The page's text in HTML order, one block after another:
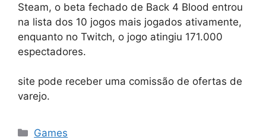
Steam, o beta fechado de Back 4 Blood entrou
na lista dos 10 jogos mais jogados ativamente,
enquanto no Twitch, o jogo atingiu 171.000
espectadores.
site pode receber uma comissão de ofertas de
varejo.
Categorias
Games